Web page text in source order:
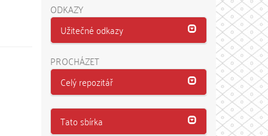
ODKAZY
Užitečné odkazy
PROCHÁZET
Celý repozitář
Tato sbírka